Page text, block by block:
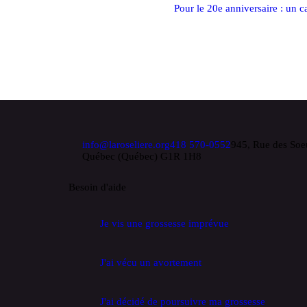
Pour le 20e anniversaire : un
info@laroseliere.org418 570-0552945, Rue des
Québec (Québec) G1R 1H8
Besoin d'aide
Je vis une grossesse imprévue
J'ai vécu un avortement
J'ai décidé de poursuivre ma grossesse